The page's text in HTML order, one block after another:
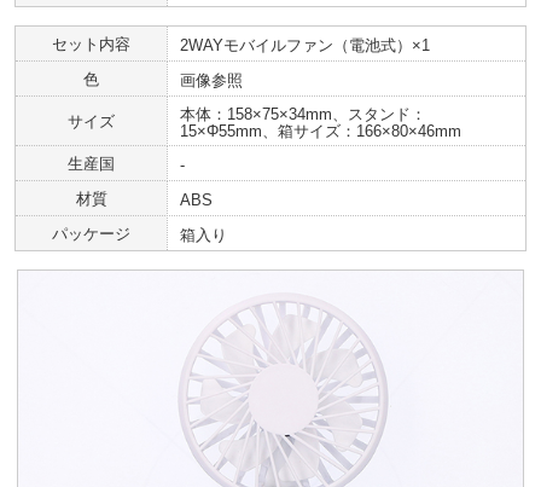
セット内容
2WAYモバイルファン（電池式）×1
色
画像参照
サイズ
本体：158×75×34mm、スタンド：
15×Φ55mm、箱サイズ：166×80×46mm
生産国
-
材質
ABS
パッケージ
箱入り